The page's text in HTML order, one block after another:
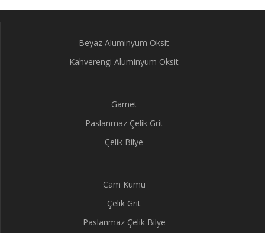
Beyaz Aluminyum Oksit
Kahverengi Aluminyum Oksit
Garnet
Paslanmaz Çelik Grit
Çelik Bilye
Cam Kumu
Çelik Grit
Paslanmaz Çelik Bilye